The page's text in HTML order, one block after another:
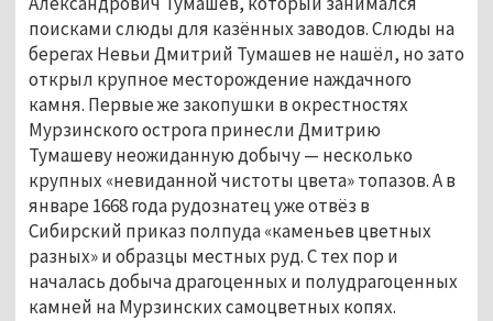
поисками слюды для казённых заводов. Слюды на
берегах Невьи Дмитрий Тумашев не нашёл, но зато
открыл крупное месторождение наждачного
камня. Первые же закопушки в окрестностях
Мурзинского острога принесли Дмитрию
Тумашеву неожиданную добычу — несколько
крупных «невиданной чистоты цвета» топазов. А в
январе 1668 года рудознатец уже отвёз в
Сибирский приказ полпуда «каменьев цветных
разных» и образцы местных руд. С тех пор и
началась добыча драгоценных и полудрагоценных
камней на Мурзинских самоцветных копях.